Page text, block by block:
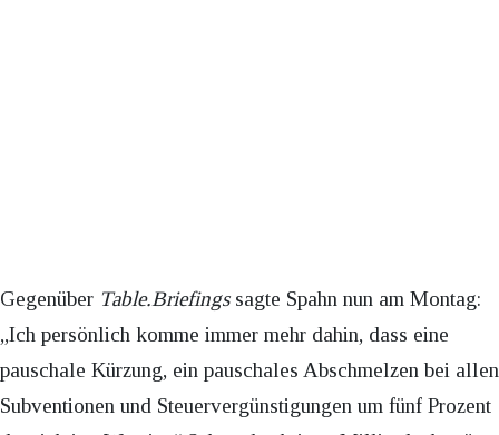
Gegenüber Table.Briefingssagte Spahn nun am Montag:
„Ich persönlich komme immer mehr dahin, dass eine
pauschale Kürzung, ein pauschales Abschmelzen bei allen
Subventionen und Steuervergünstigungen um fünf Prozent